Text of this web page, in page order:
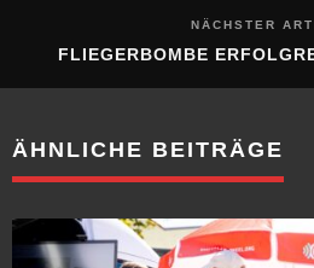
ÄHNLICHE BEITRÄGE